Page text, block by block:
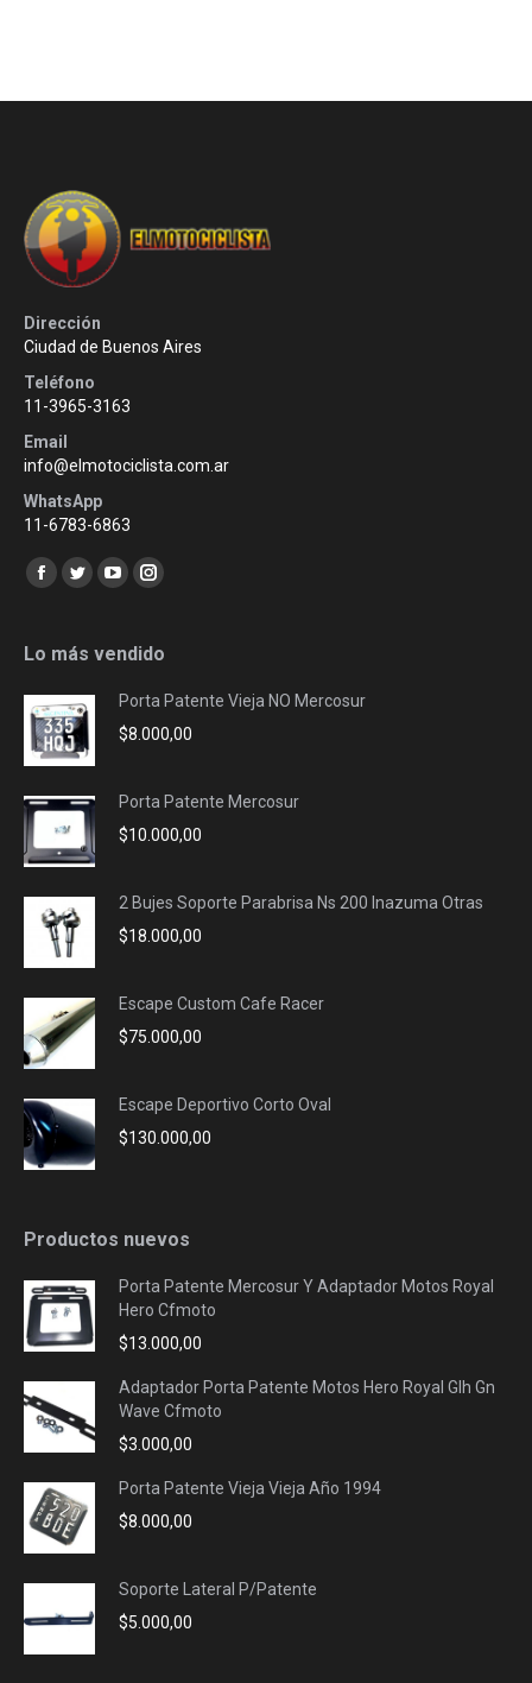
Dirección
Ciudad de Buenos Aires
Teléfono
11-3965-3163
Email
info@elmotociclista.com.ar
WhatsApp
11-6783-6863
Encuéntranos en:
Facebook
opens
new
window
Twitter
opens
new
window
YouTube
opens
new
window
Instagram
opens
new
window
Lo más vendido
Porta Patente Vieja NO Mercosur
$8.000,00
Porta Patente Mercosur
$10.000,00
2 Bujes Soporte Parabrisa Ns 200 Inazuma Otras
$18.000,00
Escape Custom Cafe Racer
$75.000,00
Escape Deportivo Corto Oval
$130.000,00
Productos nuevos
Porta Patente Mercosur Y Adaptador Motos Royal
Hero Cfmoto
$13.000,00
Adaptador Porta Patente Motos Hero Royal Glh Gn
Wave Cfmoto
$3.000,00
Porta Patente Vieja Vieja Año 1994
$8.000,00
Soporte Lateral P/Patente
$5.000,00